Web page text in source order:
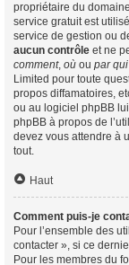
propriétaire du
service gratuit est
service de gestion ou
aucun contrôle et ne
comment, où ou par qui
Limited pour toute
propos diffamatoires,
ou au logiciel phpBB
phpBB à propos de
devez vous attendre à
tout.
Haut
Comment puis-je
Pour l’ensemble des
contacter », si ce
Pour les membres du